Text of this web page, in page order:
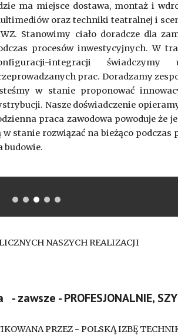
ma miejsce dostawa, montaż i
oraz techniki teatralnej i
Stanowimy ciało doradcze dla
procesów inwestycyjnych. W
integracji
prac. Doradzamy
w stanie proponować
Nasze doświadczenie
praca zawodowa powoduje że
w stanie rozwiązać na bieżąco
budowie.
NASZYCH REALIZACJI
- PROFESJONALNIE,
PRZEZ - POLSKĄ IZBĘ